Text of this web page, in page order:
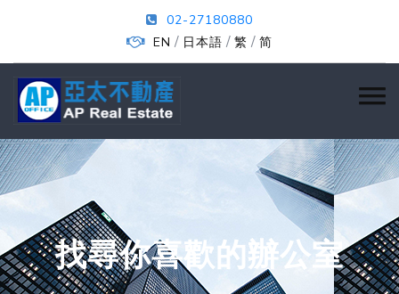
02-27180880
EN / 日本語 / 繁 / 简
找尋你喜歡的辦公室